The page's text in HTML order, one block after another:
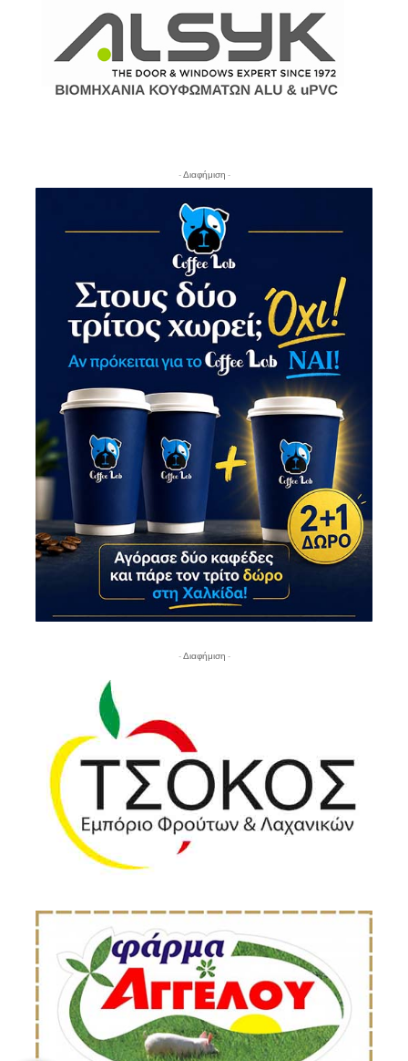
- Διαφήμιση -
- Διαφήμιση -